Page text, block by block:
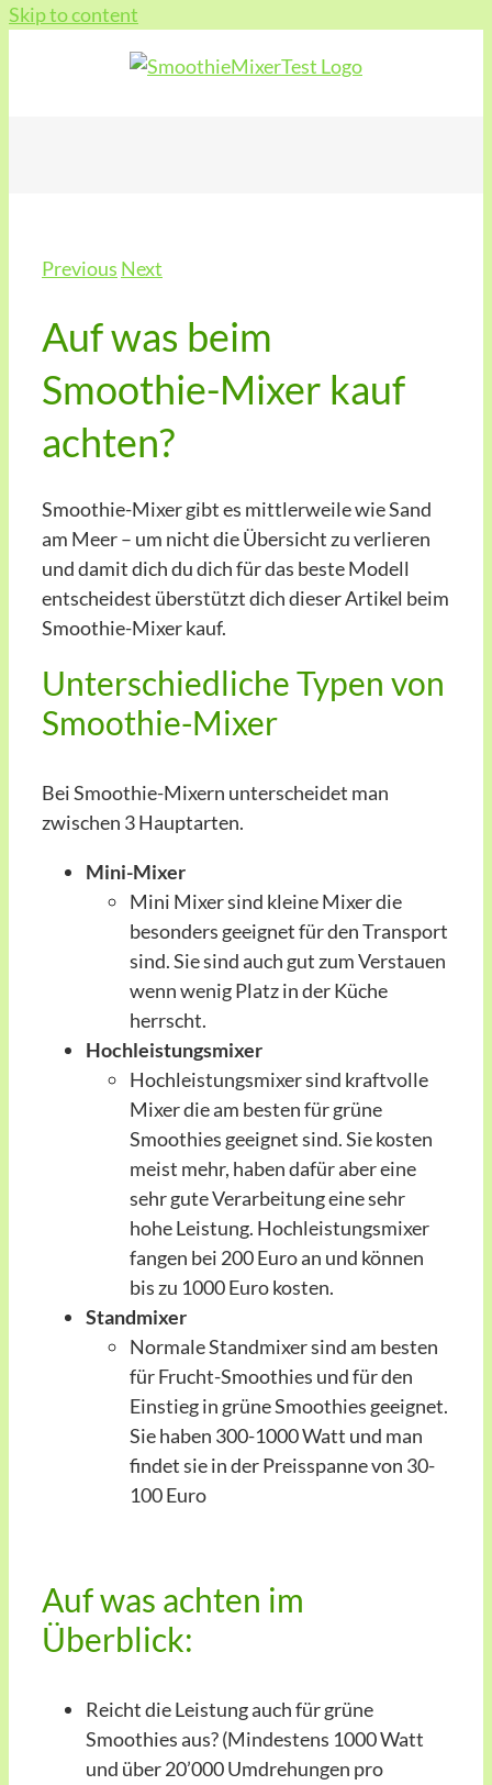
Skip to content
Previous Next
Auf was beim
Smoothie-Mixer kauf
achten?
Smoothie-Mixer gibt es mittlerweile wie Sand
am Meer – um nicht die Übersicht zu verlieren
und damit dich du dich für das beste Modell
entscheidest überstützt dich dieser Artikel beim
Smoothie-Mixer kauf.
Unterschiedliche Typen von
Smoothie-Mixer
Bei Smoothie-Mixern unterscheidet man
zwischen 3 Hauptarten.
Mini-Mixer
Mini Mixer sind kleine Mixer die
besonders geeignet für den Transport
sind. Sie sind auch gut zum Verstauen
wenn wenig Platz in der Küche
herrscht.
Hochleistungsmixer
Hochleistungsmixer sind kraftvolle
Mixer die am besten für grüne
Smoothies geeignet sind. Sie kosten
meist mehr, haben dafür aber eine
sehr gute Verarbeitung eine sehr
hohe Leistung. Hochleistungsmixer
fangen bei 200 Euro an und können
bis zu 1000 Euro kosten.
Standmixer
Normale Standmixer sind am besten
für Frucht-Smoothies und für den
Einstieg in grüne Smoothies geeignet.
Sie haben 300-1000 Watt und man
findet sie in der Preisspanne von 30-
100 Euro
Auf was achten im
Überblick:
Reicht die Leistung auch für grüne
Smoothies aus? (Mindestens 1000 Watt
und über 20’000 Umdrehungen pro